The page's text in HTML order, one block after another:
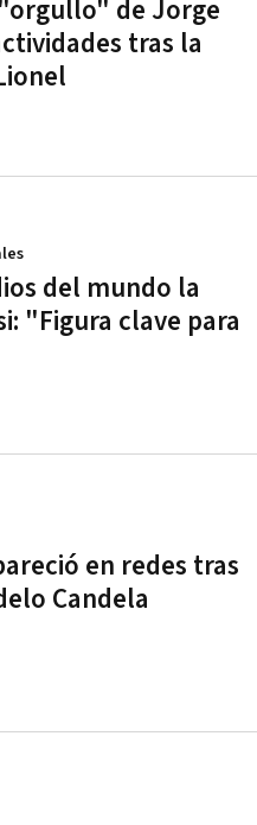
de Jorge
tras la
del mundo la
"Figura clave para
en redes tras
Candela